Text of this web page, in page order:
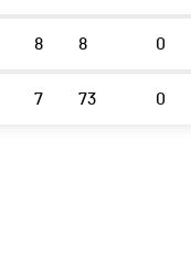
8 8 0
7 73 0